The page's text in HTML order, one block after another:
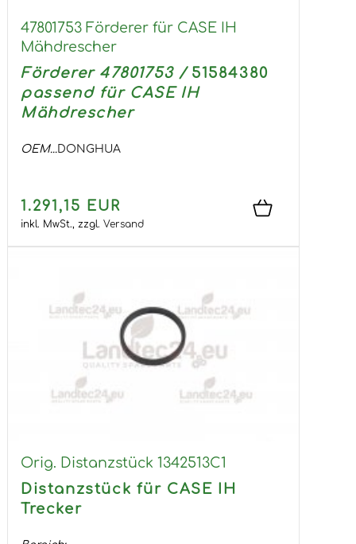
47801753 Förderer für CASE IH
Mähdrescher
Förderer 47801753 / 51584380
passend für CASE IH
Mähdrescher
OEM...DONGHUA
1.291,15 EUR
inkl. MwSt., zzgl. Versand
Orig. Distanzstück 1342513C1
Distanzstück für CASE IH
Trecker